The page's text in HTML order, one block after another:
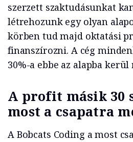
szerzett szaktudásunkat
létrehozunk egy olyan
körben tud majd oktatási
finanszírozni. A cég
30%-a ebbe az alapba kerül
A profit másik 30
most a csapatra
A Bobcats Coding a most